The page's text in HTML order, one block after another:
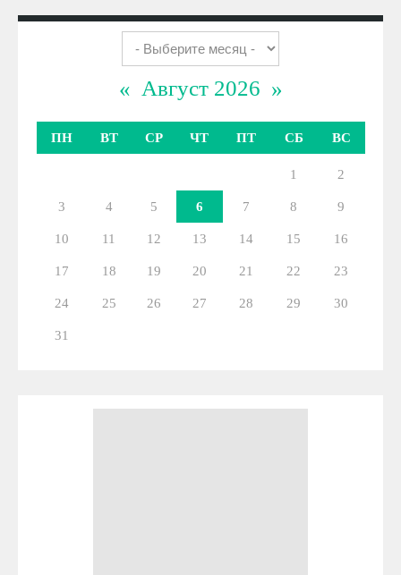
« Август 2026 »
ПН ВТ СР ЧТ ПТ СБ ВС
1 2
3 4 5 6 7 8 9
10 11 12 13 14 15 16
17 18 19 20 21 22 23
24 25 26 27 28 29 30
31